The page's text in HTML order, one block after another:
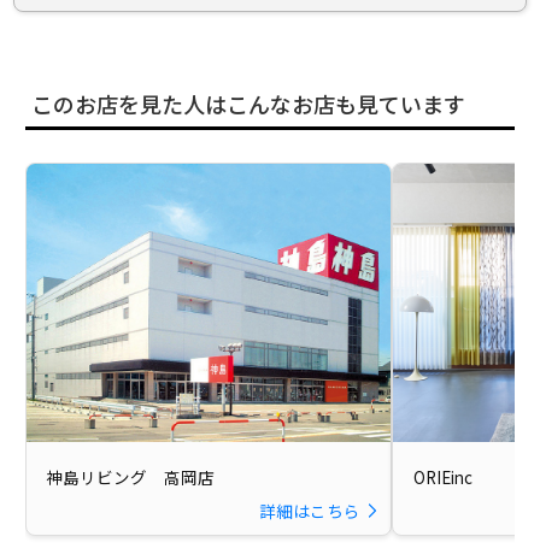
このお店を見た人はこんなお店も見ています
神島リビング 高岡店
詳細はこちら
ORIEinc